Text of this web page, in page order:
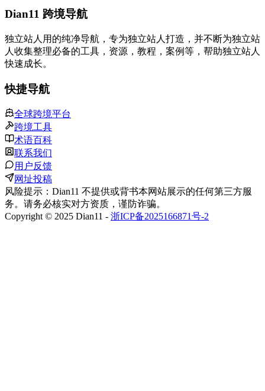
Dian11 跨境导航
独立站人用的纯净导航，专为独立站人打造，并不断为独立站
人收集整理必备的工具，资源，教程，案例等，帮助独立站人
快速成长。
快捷导航
全球跨境平台
跨境工具
术语百科
联系我们
用户反馈
网址投稿
风险提示：Dian11 不提供或背书本网站展示的任何第三方服
务。请务必核实对方资质，谨防诈骗。
Copyright © 2025 Dian11 - 浙ICP备2025166871号-2